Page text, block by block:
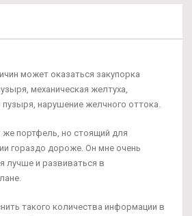
может оказаться закупорка
механическая желтуха,
пузыря, нарушение желчного оттока.
портфель, но стоящий для
гораздо дороже. Он мне очень
лучше и развиваться в
такого количества информации в